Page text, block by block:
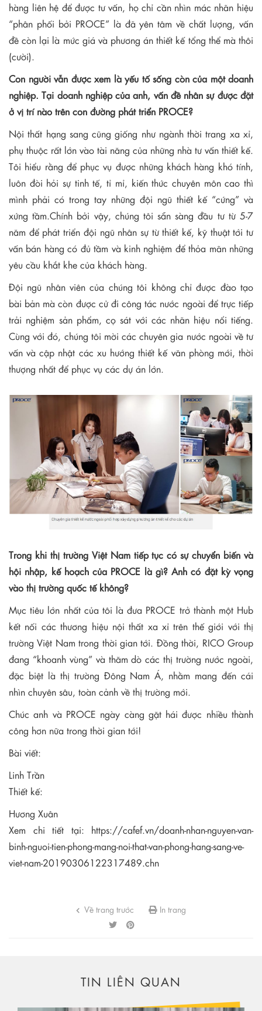
hàng liên hệ để được tư vấn, họ chỉ cần nhìn mác nhãn hiệu
“phân phối bởi PROCE” là đã yên tâm về chất lượng, vấn
đề còn lại là mức giá và phương án thiết kế tổng thể mà thôi
(cười).
Con người vẫn được xem là yếu tố sống còn của một doanh
nghiệp. Tại doanh nghiệp của anh, vấn đề nhân sự được đặt
ở vị trí nào trên con đường phát triển PROCE?
Nội thất hạng sang cũng giống như ngành thời trang xa xỉ,
phụ thuộc rất lớn vào tài năng của những nhà tư vấn thiết kế.
Tôi hiểu rằng để phục vụ được những khách hàng khó tính,
luôn đòi hỏi sự tinh tế, tỉ mỉ, kiến thức chuyên môn cao thì
mình phải có trong tay những đội ngũ thiết kế “cứng” và
xứng tầm.Chính bởi vậy, chúng tôi sẵn sàng đầu tư từ 5-7
năm để phát triển đội ngũ nhân sự từ thiết kế, kỹ thuật tới tư
vấn bán hàng có đủ tầm và kinh nghiệm để thỏa mãn những
yêu cầu khắt khe của khách hàng.
Đội ngũ nhân viên của chúng tôi không chỉ được đào tạo
bài bản mà còn được cử đi công tác nước ngoài để trực tiếp
trải nghiệm sản phẩm, cọ sát với các nhãn hiệu nổi tiếng.
Cùng với đó, chúng tôi mời các chuyên gia nước ngoài về tư
vấn và cập nhật các xu hướng thiết kế văn phòng mới, thời
thượng nhất để phục vụ các dự án lớn.
Trong khi thị trường Việt Nam tiếp tục có sự chuyển biến và
hội nhập, kế hoạch của PROCE là gì? Anh có đặt kỳ vọng
vào thị trường quốc tế không?
Mục tiêu lớn nhất của tôi là đưa PROCE trở thành một Hub
kết nối các thương hiệu nội thất xa xỉ trên thế giới với thị
trường Việt Nam trong thời gian tới. Đồng thời, RICO Group
đang “khoanh vùng” và thăm dò các thị trường nước ngoài,
đặc biệt là thị trường Đông Nam Á, nhằm mang đến cái
nhìn chuyên sâu, toàn cảnh về thị trường mới.
Chúc anh và PROCE ngày càng gặt hái được nhiều thành
công hơn nữa trong thời gian tới!
Bài viết:
Linh Trần
Thiết kế:
Hương Xuân
Xem chi tiết tại: https://cafef.vn/doanh-nhan-nguyen-van-
binh-nguoi-tien-phong-mang-noi-that-van-phong-hang-sang-ve-
viet-nam-20190306122317489.chn
Về trang trước In trang
TIN LIÊN QUAN